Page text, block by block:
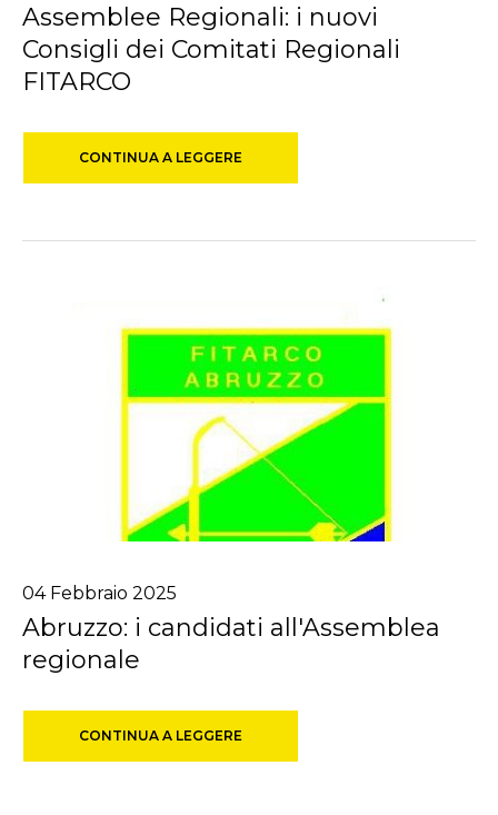
Assemblee Regionali: i nuovi
Consigli dei Comitati Regionali
FITARCO
CONTINUA A LEGGERE
04 Febbraio 2025
Abruzzo: i candidati all'Assemblea
regionale
CONTINUA A LEGGERE